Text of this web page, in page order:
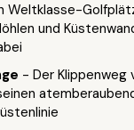
Weltklasse-
und
- Der Klippenweg